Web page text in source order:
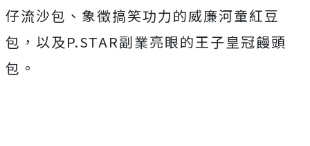
仔流沙包、象徵搞笑功力的威廉河童紅豆
包，以及P.STAR副業亮眼的王子皇冠饅頭
包。